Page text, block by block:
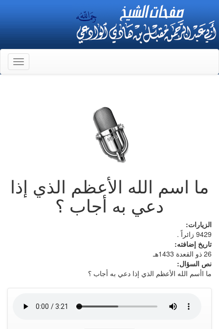
ما اسم الله الأعظم الذي إذا
دعي به أجاب ؟
الزيارات:
9429 زائراً .
تاريخ إضافته:
26 ذو القعدة 1433هـ
نص السؤال:
ما اأسم الله الأعظم الذي إذا دعي به أجاب ؟